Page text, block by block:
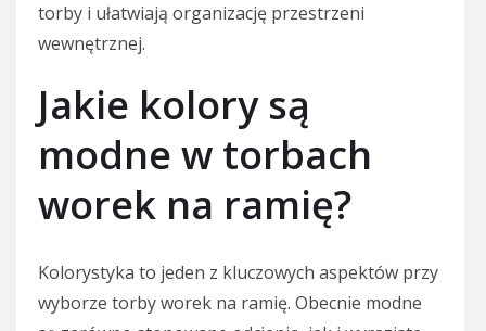
torby i ułatwiają organizację przestrzeni
wewnętrznej.
Jakie kolory są
modne w torbach
worek na ramię?
Kolorystyka to jeden z kluczowych aspektów przy
wyborze torby worek na ramię. Obecnie modne